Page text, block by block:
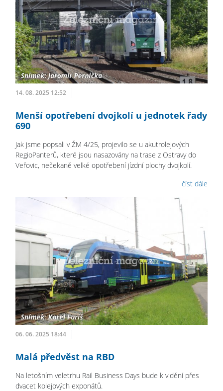
14. 08. 2025 12:52
Menší opotřebení dvojkolí u jednotek řady
690
Jak jsme popsali v ŽM 4/25, projevilo se u akutrolejových
RegioPanterů, které jsou nasazovány na trase z Ostravy do
Veřovic, nečekaně velké opotřebení jízdní plochy dvojkolí.
číst dále
06. 06. 2025 18:44
Malá předvěst na RBD
Na letošním veletrhu Rail Business Days bude k vidění přes
dvacet kolejových exponátů.